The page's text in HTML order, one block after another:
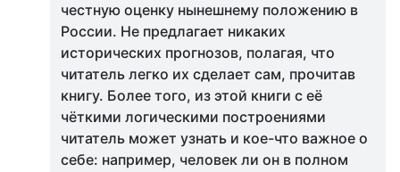
честную оценку нынешнему положению в
России. Не предлагает никаких
исторических прогнозов, полагая, что
читатель легко их сделает сам, прочитав
книгу. Более того, из этой книги с её
чёткими логическими построениями
читатель может узнать и кое-что важное о
себе: например, человек ли он в полном